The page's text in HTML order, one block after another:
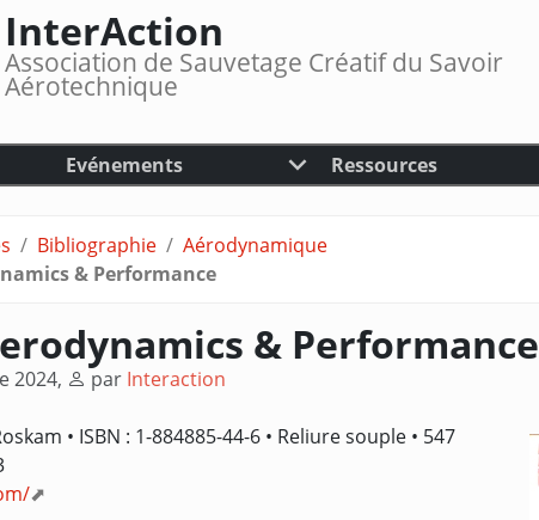
InterAction
Association de Sauvetage Créatif du Savoir
Aérotechnique
Evénements Ressources
Bibliographie
Aérodynamique
& Performance
& Performance
2024, par Interaction
• ISBN : 1-884885-44-6 • Reliure souple • 547